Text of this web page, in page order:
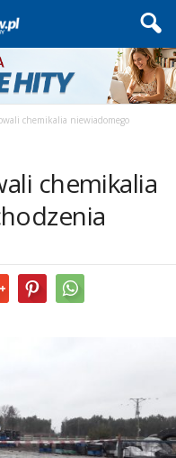
chemikalia niewiadomego
chemikalia